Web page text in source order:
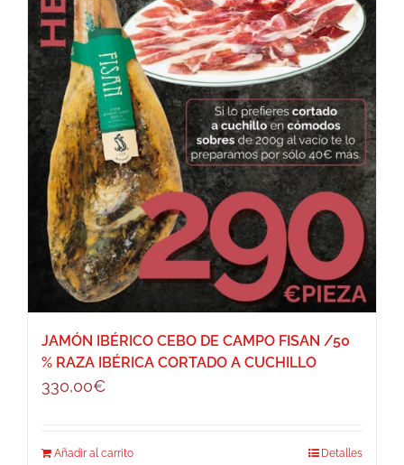
JAMÓN IBÉRICO CEBO DE CAMPO FISAN /50
% RAZA IBÉRICA CORTADO A CUCHILLO
330,00€
Añadir al carrito Detalles